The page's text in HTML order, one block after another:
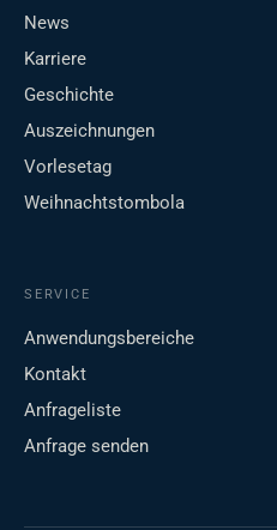
News
Karriere
Geschichte
Auszeichnungen
Vorlesetag
Weihnachtstombola
SERVICE
Anwendungsbereiche
Kontakt
Anfrageliste
Anfrage senden